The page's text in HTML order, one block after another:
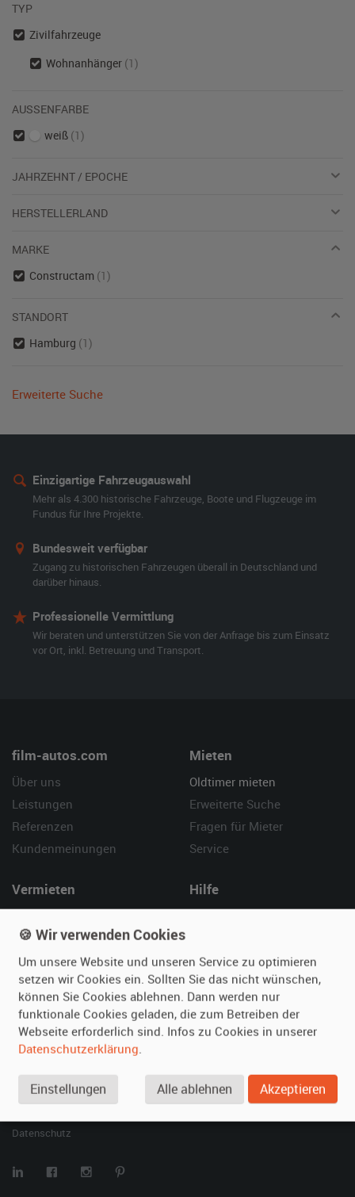
TYP
Zivilfahrzeuge
Wohnanhänger (1)
AUSSENFARBE
weiß (1)
JAHRZEHNT / EPOCHE
HERSTELLERLAND
MARKE
Constructam (1)
STANDORT
Hamburg (1)
Erweiterte Suche
Einzigartige Fahrzeugauswahl
Mehr als 4.300 historische Fahrzeuge, Boote und Flugzeuge im
Fundus für Ihre Projekte.
Bundesweit verfügbar
Zugang zu historischen Fahrzeugen überall in Deutschland und
darüber hinaus.
Professionelle Vermittlung
Wir beraten und unterstützen Sie von der Anfrage bis zum Einsatz
vor Ort, inkl. Betreuung und Transport.
film-autos.com
Über uns
Leistungen
Referenzen
Kundenmeinungen
Mieten
Oldtimer mieten
Erweiterte Suche
Fragen für Mieter
Service
Vermieten
Fotos senden
Fragen für Vermieter
Inserat verwalten
Hilfe
Kontakt
SPECIAL
Berühmte Filmautos –
unsere Top 10 ...
Datenschutz
🍪 Wir verwenden Cookies
Um unsere Website und unseren Service zu optimieren
setzen wir Cookies ein. Sollten Sie das nicht wünschen,
können Sie Cookies ablehnen. Dann werden nur
funktionale Cookies geladen, die zum Betreiben der
Webseite erforderlich sind. Infos zu Cookies in unserer
Datenschutzerklärung.
Einstellungen Alle ablehnen Akzeptieren